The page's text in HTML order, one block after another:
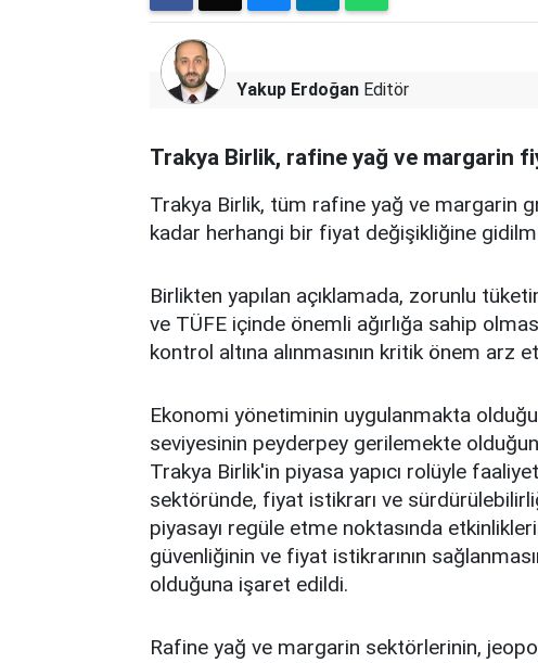
Yakup Erdoğan Editör
Trakya Birlik, rafine yağ ve margarin
Trakya Birlik, tüm rafine yağ ve margarin
kadar herhangi bir fiyat değişikliğine
Birlikten yapılan açıklamada, zorunlu
ve TÜFE içinde önemli ağırlığa sahip
kontrol altına alınmasının kritik önem arz
Ekonomi yönetiminin uygulanmakta
seviyesinin peyderpey gerilemekte
Trakya Birlik'in piyasa yapıcı rolüyle
sektöründe, fiyat istikrarı ve
piyasayı regüle etme noktasında
güvenliğinin ve fiyat istikrarının
olduğuna işaret edildi.
Rafine yağ ve margarin sektörlerinin,